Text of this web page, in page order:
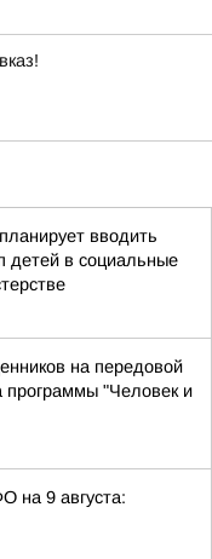
вводить
детей в социальные
на передовой
программы "Человек и
на 9 августа: